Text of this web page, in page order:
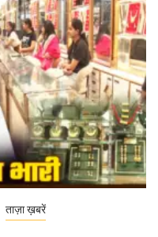
ताज़ा ख़बरें